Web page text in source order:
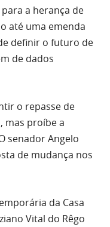
a herança de
até uma emenda
definir o futuro de
de dados
o repasse de
mas proíbe a
senador Angelo
de mudança nos
da Casa
Vital do Rêgo